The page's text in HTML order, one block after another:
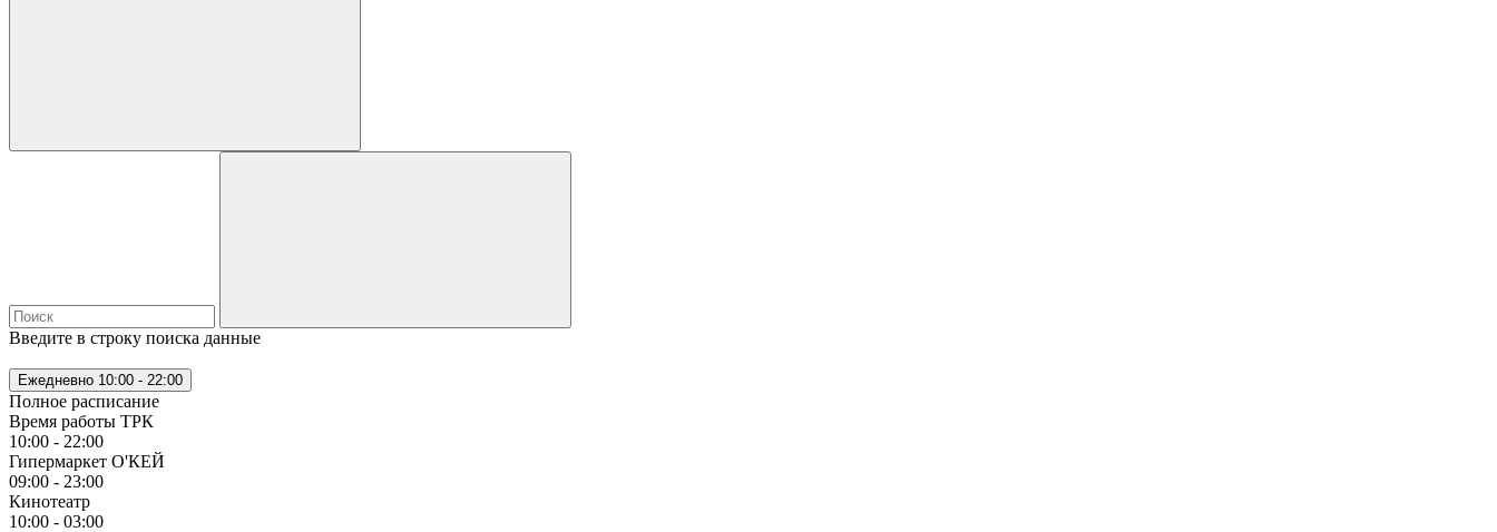
Введите в строку поиска данные
Ежедневно 10:00 - 22:00
Полное расписание
Время работы ТРК
10:00 - 22:00
Гипермаркет О'КЕЙ
09:00 - 23:00
Кинотеатр
10:00 - 03:00